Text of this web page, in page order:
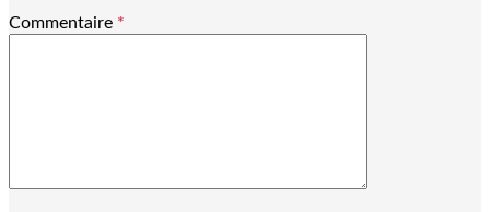
Commentaire *